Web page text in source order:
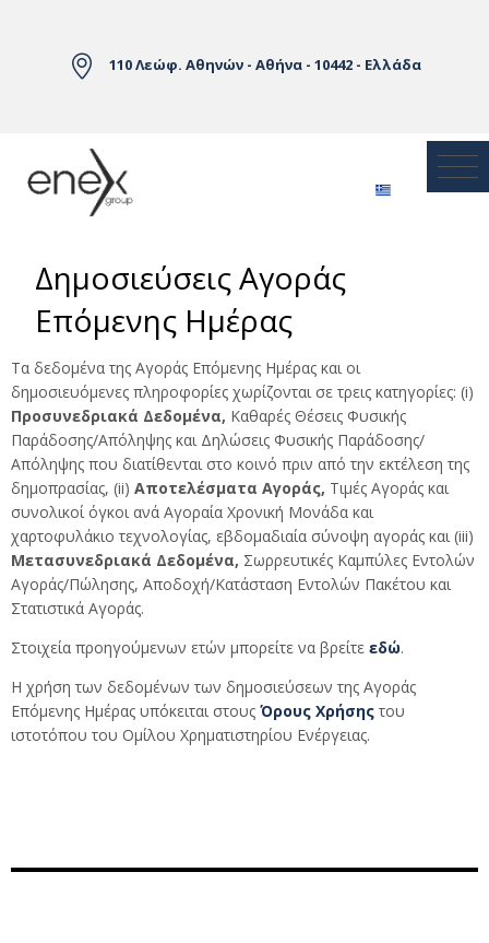
110 Λεώφ. Αθηνών - Αθήνα - 10442 - Ελλάδα
Δημοσιεύσεις Αγοράς
Επόμενης Ημέρας
Τα δεδομένα της Αγοράς Επόμενης Ημέρας και οι
δημοσιευόμενες πληροφορίες χωρίζονται σε τρεις κατηγορίες: (i)
Προσυνεδριακά Δεδομένα, Καθαρές Θέσεις Φυσικής
Παράδοσης/Απόληψης και Δηλώσεις Φυσικής Παράδοσης/
Απόληψης που διατίθενται στο κοινό πριν από την εκτέλεση της
δημοπρασίας, (ii) Αποτελέσματα Αγοράς, Τιμές Αγοράς και
συνολικοί όγκοι ανά Αγοραία Χρονική Μονάδα και
χαρτοφυλάκιο τεχνολογίας, εβδομαδιαία σύνοψη αγοράς και (iii)
Μετασυνεδριακά Δεδομένα, Σωρρευτικές Καμπύλες Εντολών
Αγοράς/Πώλησης, Αποδοχή/Κατάσταση Εντολών Πακέτου και
Στατιστικά Αγοράς.
Στοιχεία προηγούμενων ετών μπορείτε να βρείτε εδώ.
Η χρήση των δεδομένων των δημοσιεύσεων της Αγοράς
Επόμενης Ημέρας υπόκειται στους Όρους Χρήσηςτου
ιστοτόπου του Ομίλου Χρηματιστηρίου Ενέργειας.